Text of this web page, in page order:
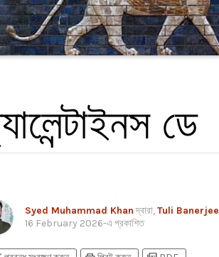
ডে
Syed Muhammad Khanদ্বারা,Tuli Banerjee
16 February 2026-এ প্রকাশিত